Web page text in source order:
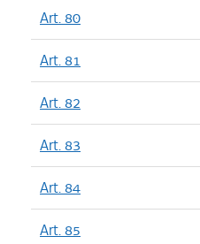
Art. 80
Art. 81
Art. 82
Art. 83
Art. 84
Art. 85